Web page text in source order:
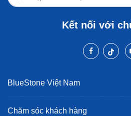
Kết nối với
BlueStone Việt Nam
Chăm sóc khách hàng